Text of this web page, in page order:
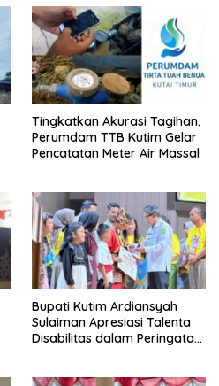
Tingkatkan Akurasi Tagihan,
Perumdam TTB Kutim Gelar
Pencatatan Meter Air Massal
Bupati Kutim Ardiansyah
Sulaiman Apresiasi Talenta
Disabilitas dalam Peringatan